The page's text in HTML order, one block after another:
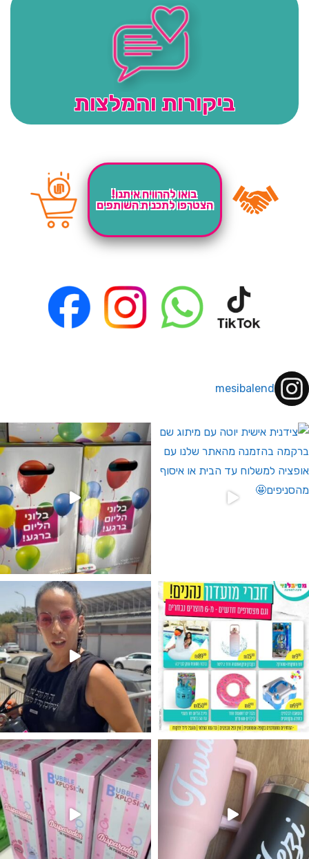
ביקורות והמלצות
בואו להרוויח איתנו!
הצטרפו לתכנית השותפים
mesibalend
לחברי מועדון ומצטרפים חדשים🤍
מין העובר רק במסיבלנד !! קיים
מטף לגילוי מין העובר חזר למלא